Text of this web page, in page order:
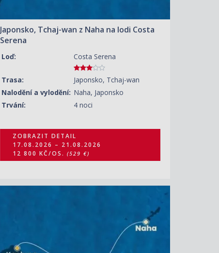
Japonsko, Tchaj-wan z Naha na lodi Costa
Serena
Loď: Costa Serena
Trasa:
Japonsko, Tchaj-wan
Nalodění a vylodění: Naha, Japonsko
Trvání:
4 noci
ZOBRAZIT DETAIL
17.08.2026 – 21.08.2026
12 800 KČ/OS. (529 €)
4 570 KČ/OS.